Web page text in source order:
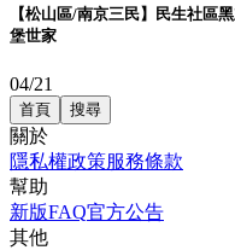
【松山區/南京三民】民生社區
堡世家
04/21
首頁 搜尋
關於
隱私權政策服務條款
幫助
新版FAQ官方公告
其他